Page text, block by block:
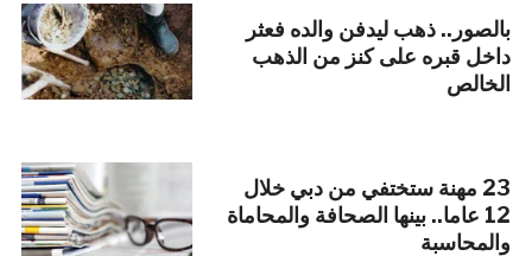
بالصور.. ذهب ليدفن والده فعثر
داخل قبره على كنز من الذهب
الخالص
23 مهنة ستختفي من دبي خلال
12 عاما.. بينها الصحافة والمحاماة
والمحاسبة